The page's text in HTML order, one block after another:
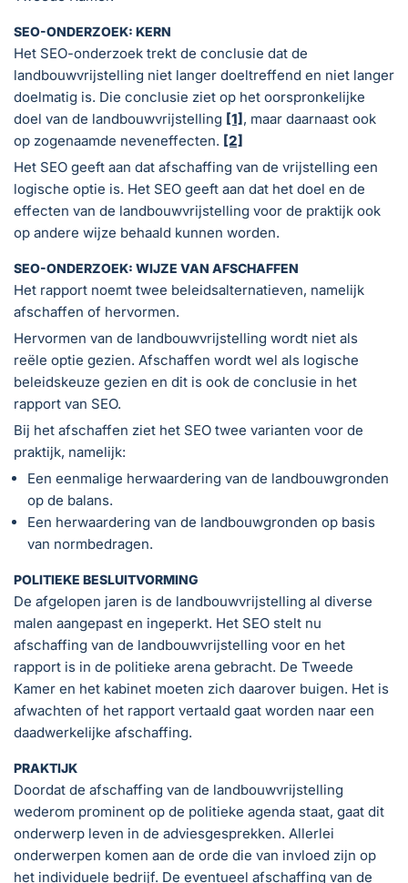
SEO-ONDERZOEK: KERN
Het SEO-onderzoek trekt de conclusie dat de
landbouwvrijstelling niet langer doeltreffend en niet langer
doelmatig is. Die conclusie ziet op het oorspronkelijke
doel van de landbouwvrijstelling [1], maar daarnaast ook
op zogenaamde neveneffecten. [2]
Het SEO geeft aan dat afschaffing van de vrijstelling een
logische optie is. Het SEO geeft aan dat het doel en de
effecten van de landbouwvrijstelling voor de praktijk ook
op andere wijze behaald kunnen worden.
SEO-ONDERZOEK: WIJZE VAN AFSCHAFFEN
Het rapport noemt twee beleidsalternatieven, namelijk
afschaffen of hervormen.
Hervormen van de landbouwvrijstelling wordt niet als
reële optie gezien. Afschaffen wordt wel als logische
beleidskeuze gezien en dit is ook de conclusie in het
rapport van SEO.
Bij het afschaffen ziet het SEO twee varianten voor de
praktijk, namelijk:
Een eenmalige herwaardering van de landbouwgronden
op de balans.
Een herwaardering van de landbouwgronden op basis
van normbedragen.
POLITIEKE BESLUITVORMING
De afgelopen jaren is de landbouwvrijstelling al diverse
malen aangepast en ingeperkt. Het SEO stelt nu
afschaffing van de landbouwvrijstelling voor en het
rapport is in de politieke arena gebracht. De Tweede
Kamer en het kabinet moeten zich daarover buigen. Het is
afwachten of het rapport vertaald gaat worden naar een
daadwerkelijke afschaffing.
PRAKTIJK
Doordat de afschaffing van de landbouwvrijstelling
wederom prominent op de politieke agenda staat, gaat dit
onderwerp leven in de adviesgesprekken. Allerlei
onderwerpen komen aan de orde die van invloed zijn op
het individuele bedrijf. De eventueel afschaffing van de